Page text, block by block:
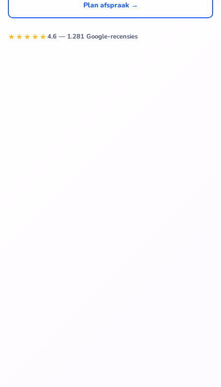
Plan afspraak →
★★★★★4.6 — 1.281 Google-recensies